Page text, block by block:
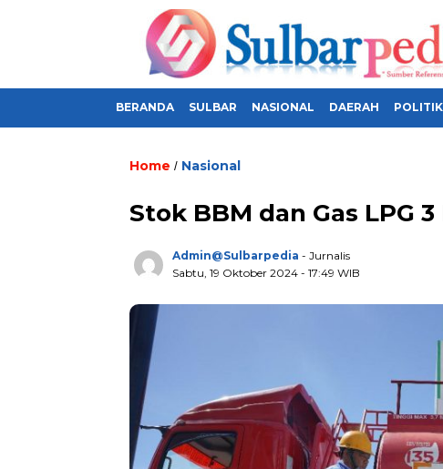
BERANDA SULBAR NASIONAL DAERAH POLITIK
Home / Nasional
Stok BBM dan Gas LPG
Admin@sulbarpedia - Jurnalis
Sabtu, 19 Oktober 2024 - 17:49 WIB